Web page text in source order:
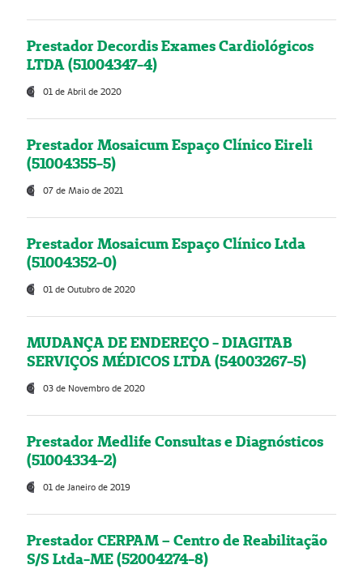
Prestador Decordis Exames Cardiológicos
LTDA (51004347-4)
01 de Abril de 2020
Prestador Mosaicum Espaço Clínico Eireli
(51004355-5)
07 de Maio de 2021
Prestador Mosaicum Espaço Clínico Ltda
(51004352-0)
01 de Outubro de 2020
MUDANÇA DE ENDEREÇO - DIAGITAB
SERVIÇOS MÉDICOS LTDA (54003267-5)
03 de Novembro de 2020
Prestador Medlife Consultas e Diagnósticos
(51004334-2)
01 de Janeiro de 2019
Prestador CERPAM – Centro de Reabilitação
S/S Ltda-ME (52004274-8)